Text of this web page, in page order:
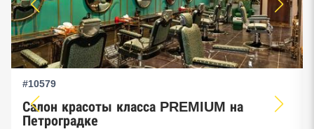
#10579
Салон красоты класса PREMIUM на
Петроградке